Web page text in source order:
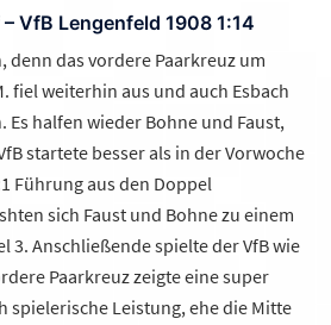
VfB Lengenfeld 1908 1:14
denn das vordere Paarkreuz um
fiel weiterhin aus und auch Esbach
halfen wieder Bohne und Faust,
startete besser als in der Vorwoche
Führung aus den Doppel
sich Faust und Bohne zu einem
3. Anschließende spielte der VfB wie
Paarkreuz zeigte eine super
spielerische Leistung, ehe die Mitte